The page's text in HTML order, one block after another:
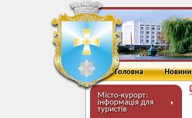
Головна Новини
Місто-курорт:
інформація для
туристів